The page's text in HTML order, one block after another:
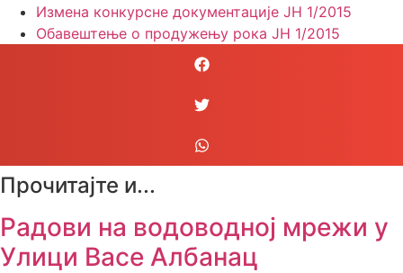
Измена конкурсне документације ЈН 1/2015
Обавештење о продужењу рока ЈН 1/2015
Прочитајте и...
Радови на водоводној мрежи у
Улици Васе Албанац